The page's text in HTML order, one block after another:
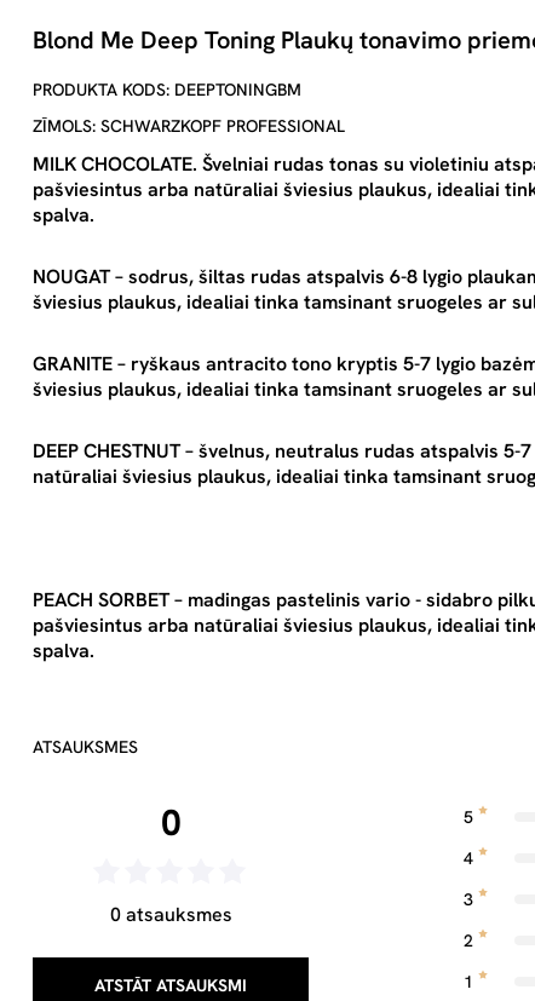
Blond Me Deep Toning Plaukų tonavimo
PRODUKTA KODS: DEEPTONINGBM
ZĪMOLS: SCHWARZKOPF PROFESSIONAL
MILK CHOCOLATE. Švelniai rudas tonas su violetiniu
pašviesintus arba natūraliai šviesius plaukus, idealiai
spalva.
NOUGAT – sodrus, šiltas rudas atspalvis 6-8 lygio
šviesius plaukus, idealiai tinka tamsinant sruogeles ar
GRANITE– ryškaus antracito tono kryptis 5-7 lygio
šviesius plaukus, idealiai tinka tamsinant sruogeles ar
DEEP CHESTNUT– švelnus, neutralus rudas atspalvis 5-
natūraliai šviesius plaukus, idealiai tinka tamsinant
PEACH SORBET – madingas pastelinis vario - sidabro
pašviesintus arba natūraliai šviesius plaukus, idealiai
spalva.
ATSAUKSMES
0
0 atsauksmes
ATSTĀT ATSAUKSMI
5
4
3
2
1